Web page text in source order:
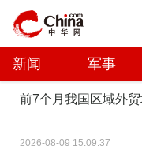
新闻 军事
前7个月我国区域外
2026-08-09 15:09:37